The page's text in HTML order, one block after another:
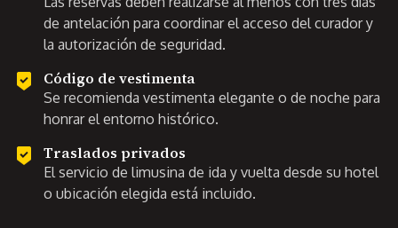
de antelación para coordinar el acceso del curador y
la autorización de seguridad.
Código de vestimenta
Se recomienda vestimenta elegante o de noche para
honrar el entorno histórico.
Traslados privados
El servicio de limusina de ida y vuelta desde su hotel
o ubicación elegida está incluido.